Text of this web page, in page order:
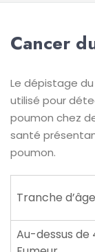
Cancer
Le dépistage
utilisé pour
poumon chez
santé
poumon.
Tranche
Au-dessus de